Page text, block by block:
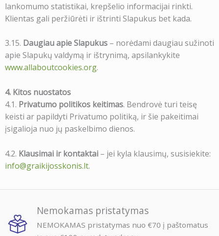
lankomumo statistikai, krepšelio informacijai rinkti.
Klientas gali peržiūrėti ir ištrinti Slapukus bet kada.
3.15. Daugiau apie Slapukus – norėdami daugiau sužinoti
apie Slapukų valdymą ir ištrynimą, apsilankykite
www.allaboutcookies.org.
4. Kitos nuostatos
4.1. Privatumo politikos keitimas. Bendrovė turi teisę
keisti ar papildyti Privatumo politiką, ir šie pakeitimai
įsigalioja nuo jų paskelbimo dienos.
4.2. Klausimai ir kontaktai – jei kyla klausimų, susisiekite:
info@graikijosskonis.lt.
Nemokamas pristatymas
NEMOKAMAS pristatymas nuo €70 į paštomatus